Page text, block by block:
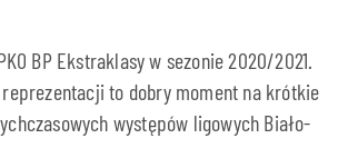
BP Ekstraklasy w sezonie 2020/2021.
to dobry moment na krótkie
występów ligowych Biało-